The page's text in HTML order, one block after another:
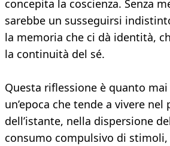
concepita la coscienza. Senza
sarebbe un susseguirsi
la memoria che ci dà identità,
la continuità del sé.
Questa riflessione è quanto
un’epoca che tende a vivere
dell’istante, nella dispersione
consumo compulsivo di